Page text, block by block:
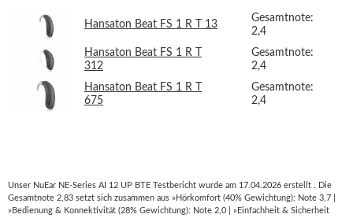
Hansaton Beat FS 1 R T 13
Gesamtnote:
2,4
Hansaton Beat FS 1 R T
312
Gesamtnote:
2,4
Hansaton Beat FS 1 R T
675
Gesamtnote:
2,4
Unser NuEar NE-Series AI 12 UP BTE Testbericht wurde am 17.04.2026 erstellt . Die
Gesamtnote 2,83 setzt sich zusammen aus »Hörkomfort (40% Gewichtung): Note 3,7 |
»Bedienung & Konnektivität (28% Gewichtung): Note 2,0 | »Einfachheit & Sicherheit